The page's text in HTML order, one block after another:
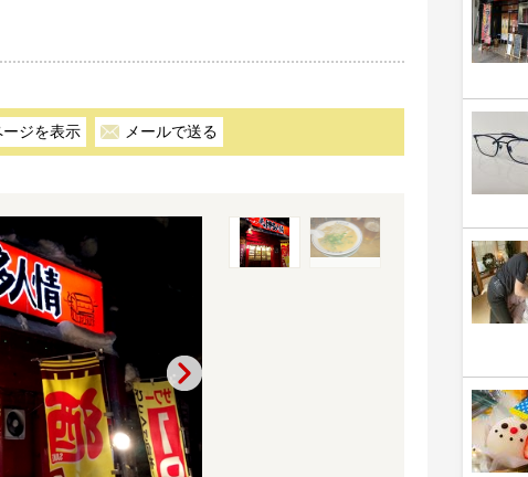
メールで送る